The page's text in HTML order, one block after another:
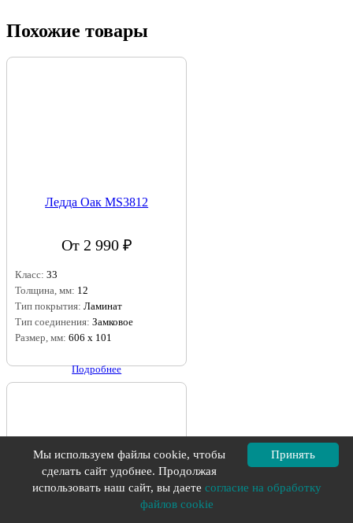
Похожие товары
Ледда Оак MS3812
От 2 990 ₽
Класс: 33
Толщина, мм: 12
Тип покрытия: Ламинат
Тип соединения: Замковое
Размер, мм: 606 x 101
Подробнее
Принять
Мы используем файлы cookie, чтобы
сделать сайт удобнее. Продолжая
использовать наш сайт, вы даете согласие на обработку
файлов cookie